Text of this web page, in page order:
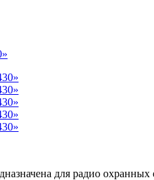
для радио